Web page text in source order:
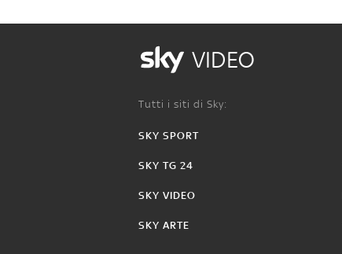
VIDEO
Tutti i siti di Sky:
SKY SPORT
SKY TG 24
SKY VIDEO
SKY ARTE